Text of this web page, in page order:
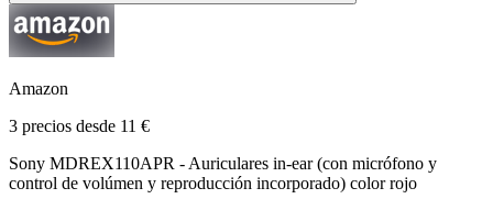
Amazon
3 precios desde 11 €
Sony MDREX110APR - Auriculares in-ear (con micrófono y
control de volúmen y reproducción incorporado) color rojo